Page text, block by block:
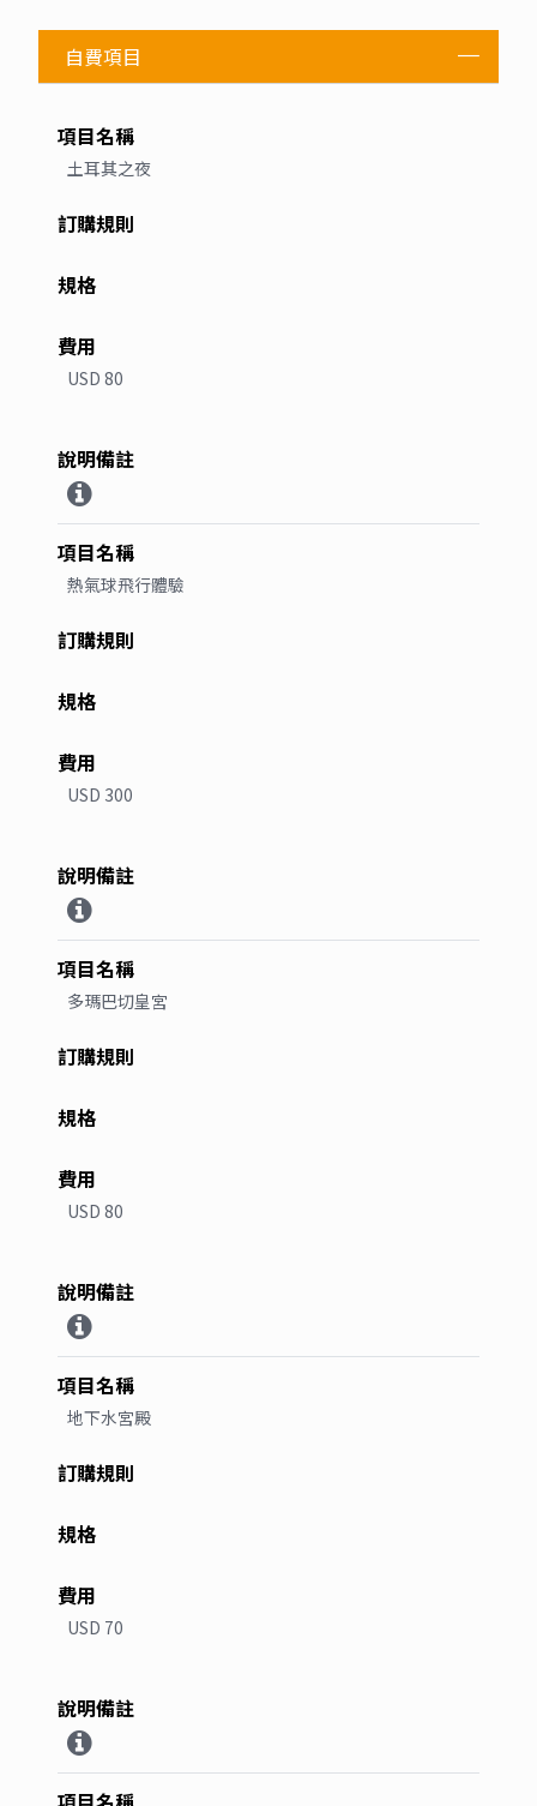
自費項目
土耳其之夜
USD 80
熱氣球飛行體驗
USD 300
多瑪巴切皇宮
USD 80
地下水宮殿
USD 70